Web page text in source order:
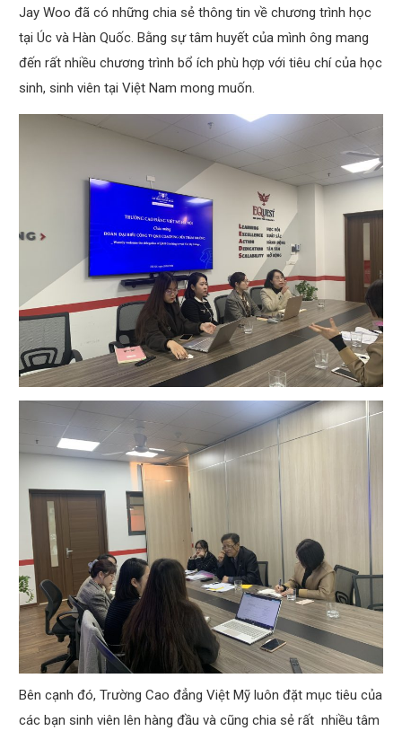
Jay Woo đã có những chia sẻ thông tin về chương trình học
tại Úc và Hàn Quốc. Bằng sự tâm huyết của mình ông mang
đến rất nhiều chương trình bổ ích phù hợp với tiêu chí của học
sinh, sinh viên tại Việt Nam mong muốn.
Bên cạnh đó, Trường Cao đẳng Việt Mỹ luôn đặt mục tiêu của
các bạn sinh viên lên hàng đầu và cũng chia sẻ rất nhiều tâm